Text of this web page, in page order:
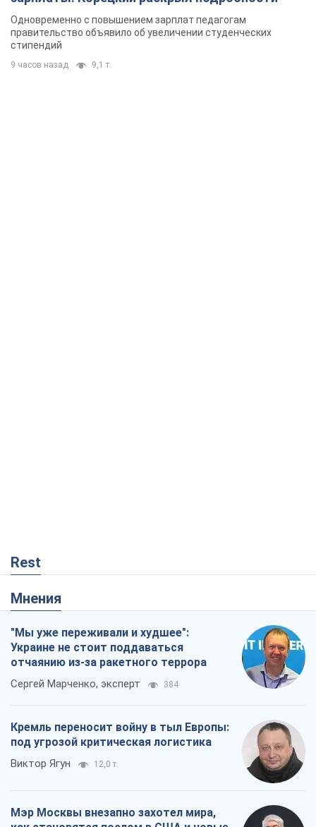
Одновременно с повышением зарплат педагогам
правительство объявило об увеличении студенческих
стипендий
9 часов назад 9,1 т.
Rest
Мнения
"Мы уже переживали и худшее":
Украине не стоит поддаваться
отчаянию из-за ракетного террора
Сергей Марченко, эксперт 384
Кремль переносит войну в тыл Европы:
под угрозой критическая логистика
Виктор Ягун 12,0 т.
Мэр Москвы внезапно захотел мира,